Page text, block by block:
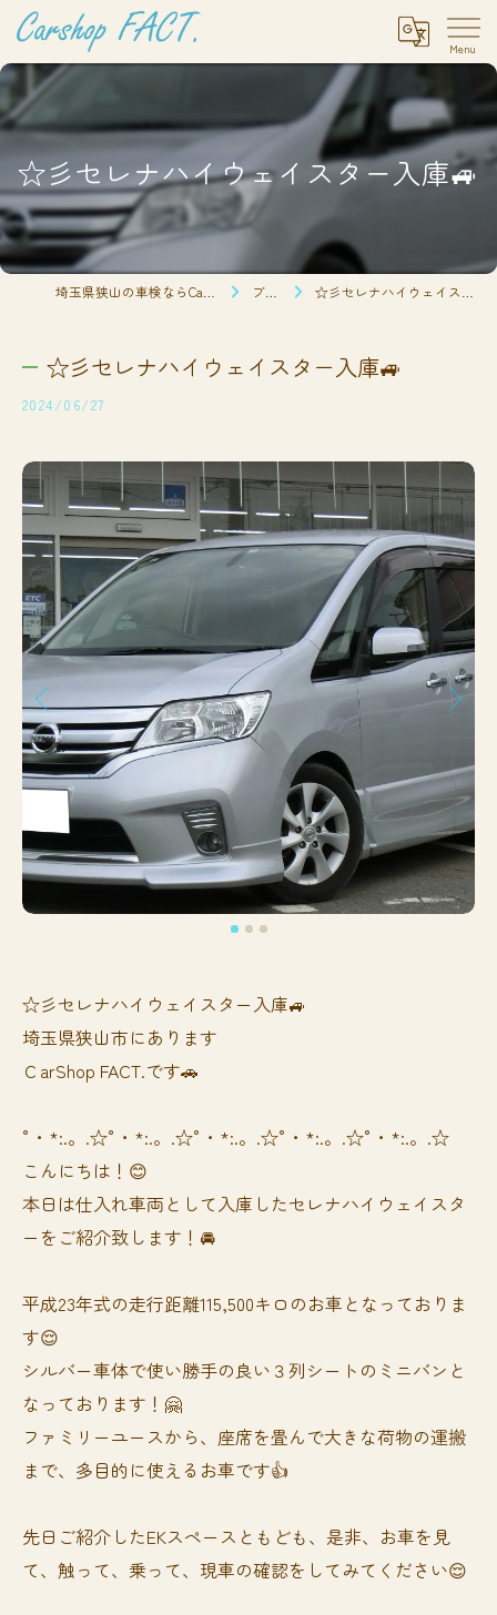
☆彡セレナハイウェイスター入庫🚙
ブログ ☆彡セレナハイウェイスター入庫🚙
☆彡セレナハイウェイスター入庫🚙
2024/06/27
☆彡セレナハイウェイスター入庫🚙
埼玉県狭山市にあります
ＣarShop FACT.です🚗
°・*:.。.☆°・*:.。.☆°・*:.。.☆°・*:.。.☆°・*:.。.☆
こんにちは！😊
本日は仕入れ車両として入庫したセレナハイウェイスタ
ーをご紹介致します！🚘
平成23年式の走行距離115,500キロのお車となっておりま
す😌
シルバー車体で使い勝手の良い３列シートのミニバンと
なっております！🤗
ファミリーユースから、座席を畳んで大きな荷物の運搬
まで、多目的に使えるお車です👍
先日ご紹介したEKスペースともども、是非、お車を見
て、触って、乗って、現車の確認をしてみてください😌